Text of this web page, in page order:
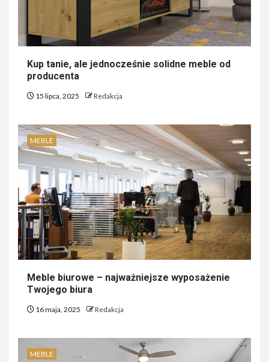
Kup tanie, ale jednocześnie solidne meble od
producenta
15 lipca, 2025 Redakcja
MEBLE
Meble biurowe – najważniejsze wyposażenie
Twojego biura
16 maja, 2025 Redakcja
MEBLE